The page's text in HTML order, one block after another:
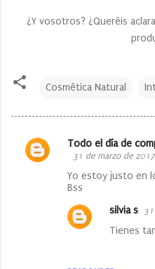
¿Y vosotros? ¿Queréis
Cosmética Natural
C
Todo el día de
31 de marzo de
Yo estoy justo en
Bss
silvia s
Tienes